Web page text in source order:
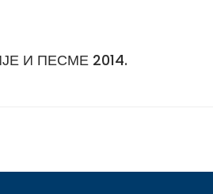
И ПЕСМЕ 2014.